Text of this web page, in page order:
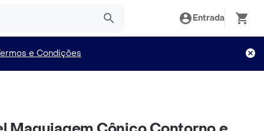
Entrada
e Condições